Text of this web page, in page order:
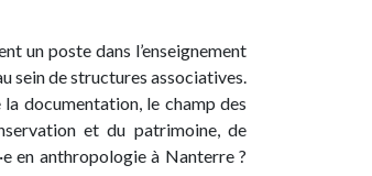
un poste dans l’enseignement
sein de structures associatives.
documentation, le champ des
et du patrimoine, de
en anthropologie à Nanterre ?